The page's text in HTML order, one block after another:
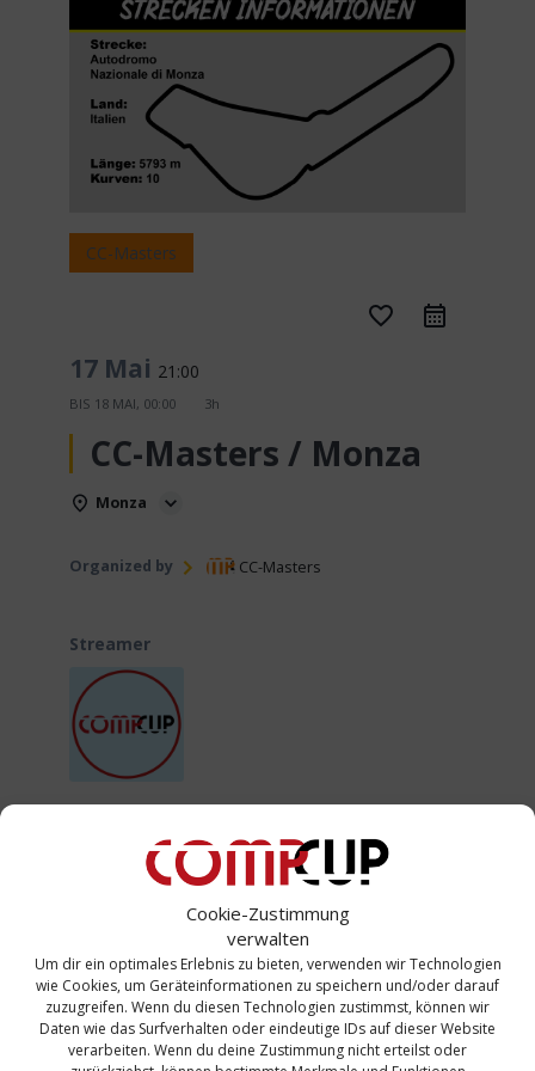
Cookie-Zustimmung
verwalten
Um dir ein optimales Erlebnis zu bieten, verwenden wir Technologien
wie Cookies, um Geräteinformationen zu speichern und/oder darauf
zuzugreifen. Wenn du diesen Technologien zustimmst, können wir
Daten wie das Surfverhalten oder eindeutige IDs auf dieser Website
verarbeiten. Wenn du deine Zustimmung nicht erteilst oder
CC-Masters
favorite_border
17 Mai 21:00
BIS 18 MAI, 00:00 3h
CC-Masters / Monza
Monza
Organized by CC-Masters
Streamer
CompetizioneCup
Altersgruppe
Alle
Beitragsnavigation
Nächster:
Nächster
CC-Masters / Valencia